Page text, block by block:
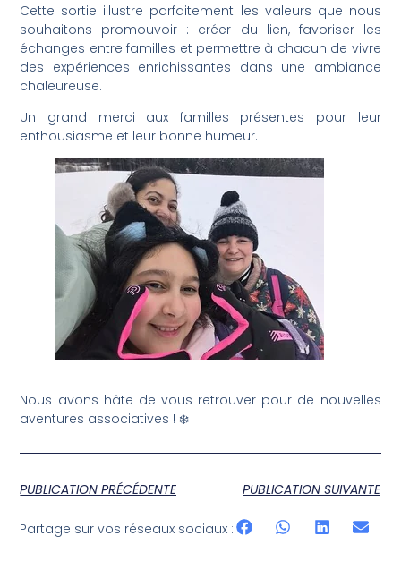
Cette sortie illustre parfaitement les valeurs que nous
souhaitons promouvoir : créer du lien, favoriser les
échanges entre familles et permettre à chacun de vivre
des expériences enrichissantes dans une ambiance
chaleureuse.
Un grand merci aux familles présentes pour leur
enthousiasme et leur bonne humeur.
Nous avons hâte de vous retrouver pour de nouvelles
aventures associatives ! ❄️
PUBLICATION PRÉCÉDENTE PUBLICATION SUIVANTE
Partage sur vos réseaux sociaux :